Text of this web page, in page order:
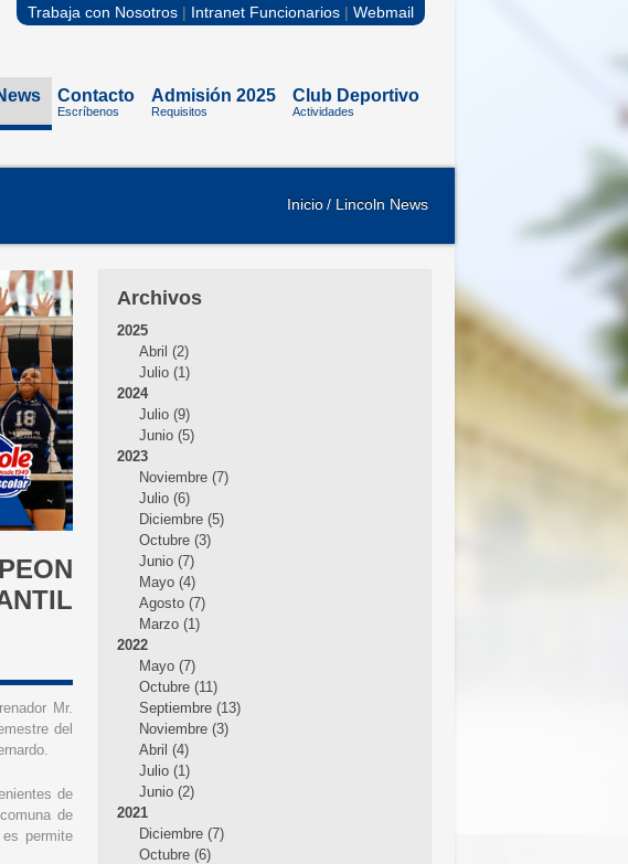
Trabaja con Nosotros| Intranet Funcionarios| Webmail
Contacto
Escríbenos
Admisión 2025
Requisitos
Club Deportivo
Actividades
Inicio/ Lincoln News
Mr.
del
de
de
permite
Archivos
2025
Abril (2)
Julio (1)
2024
Julio (9)
Junio (5)
2023
Noviembre (7)
Julio (6)
Diciembre (5)
Octubre (3)
Junio (7)
Mayo (4)
Agosto (7)
Marzo (1)
2022
Mayo (7)
Octubre (11)
Septiembre (13)
Noviembre (3)
Abril (4)
Julio (1)
Junio (2)
2021
Diciembre (7)
Octubre (6)